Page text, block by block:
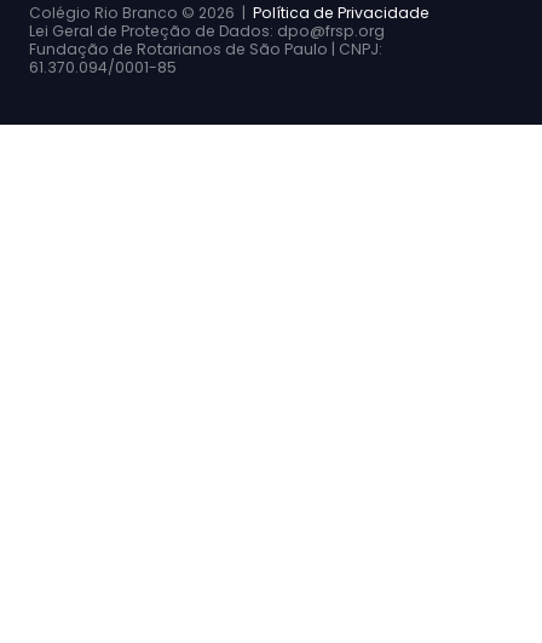
Colégio Rio Branco © 2026 | Política de Privacidade
Lei Geral de Proteção de Dados: dpo@frsp.org
Fundação de Rotarianos de São Paulo | CNPJ:
61.370.094/0001-85